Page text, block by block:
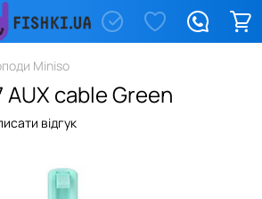
Miniso
cable Green
відгук